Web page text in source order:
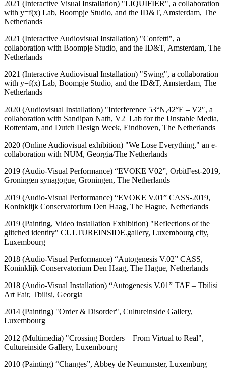
2021 (Interactive Visual Installation) "LIQUIFIER", a collaboration
with y=f(x) Lab, Boompje Studio, and the ID&T, Amsterdam, The
Netherlands
2021 (Interactive Audiovisual Installation) "Confetti", a
collaboration with Boompje Studio, and the ID&T, Amsterdam, The
Netherlands
2021 (Interactive Audiovisual Installation) "Swing", a collaboration
with y=f(x) Lab, Boompje Studio, and the ID&T, Amsterdam, The
Netherlands
2020 (Audiovisual Installation) "Interference 53°N,42°E – V2″, a
collaboration with Sandipan Nath, V2_Lab for the Unstable Media,
Rotterdam, and Dutch Design Week, Eindhoven, The Netherlands
2020 (Online Audiovisual exhibition) "We Lose Everything," an e-
collaboration with NUM, Georgia/The Netherlands
2019 (Audio-Visual Performance) “EVOKE V02”, OrbitFest-2019,
Groningen synagogue, Groningen, The Netherlands
2019 (Audio-Visual Performance) “EVOKE V.01” CASS-2019,
Koninklijk Conservatorium Den Haag, The Hague, Netherlands
2019 (Painting, Video installation Exhibition) "Reflections of the
glitched identity" CULTUREINSIDE.gallery, Luxembourg city,
Luxembourg
2018 (Audio-Visual Performance) “Autogenesis V.02” CASS,
Koninklijk Conservatorium Den Haag, The Hague, Netherlands
2018 (Audio-Visual Installation) “Autogenesis V.01” TAF – Tbilisi
Art Fair, Tbilisi, Georgia
2014 (Painting) "Order & Disorder", Cultureinside Gallery,
Luxembourg
2012 (Multimedia) "Crossing Borders – From Virtual to Real",
Cultureinside Gallery, Luxembourg
2010 (Painting) “Changes”, Abbey de Neumunster, Luxemburg